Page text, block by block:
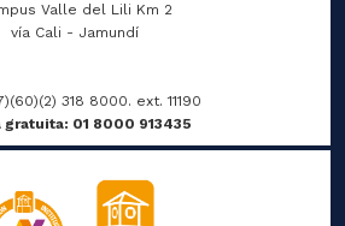
Valle del Lili Km 2
vía Cali - Jamundí
318 8000. ext. 11190
gratuita: 01 8000 913435